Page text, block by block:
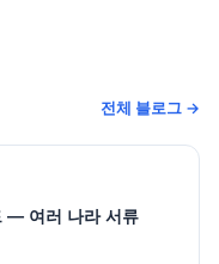
전체 블로그 →
— 여러 나라 서류